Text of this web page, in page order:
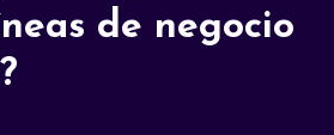
de negocio